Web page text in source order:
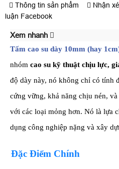
Thông tin sản phẩm Nhận
luận Facebook
Xem nhanh
Tấm cao su dày 10mm (hay
nhóm cao su kỹ thuật chịu lực,
độ dày này, nó không chỉ có tính
cứng vững, khả năng chịu nén,
với các loại mỏng hơn. Nó là lựa
dụng công nghiệp nặng và xây
Đặc Điểm Chính